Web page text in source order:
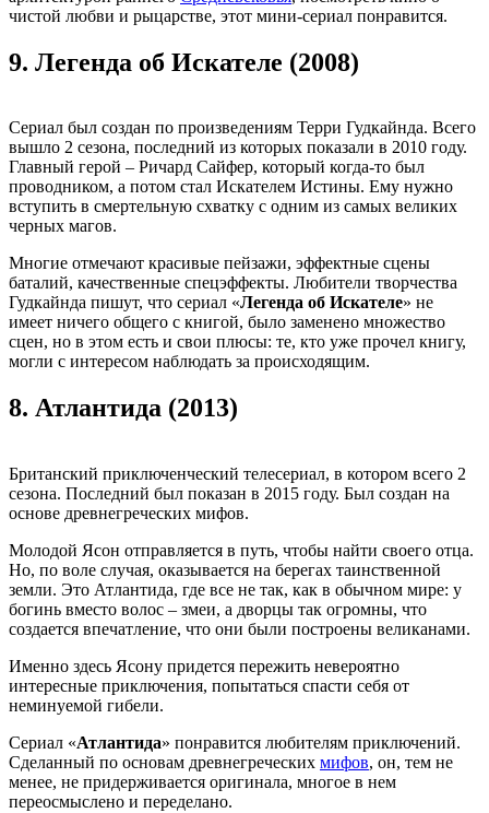
чистой любви и рыцарстве, этот мини-сериал понравится.
9. Легенда об Искателе (2008)
Сериал был создан по произведениям Терри Гудкайнда. Всего
вышло 2 сезона, последний из которых показали в 2010 году.
Главный герой – Ричард Сайфер, который когда-то был
проводником, а потом стал Искателем Истины. Ему нужно
вступить в смертельную схватку с одним из самых великих
черных магов.
Многие отмечают красивые пейзажи, эффектные сцены
баталий, качественные спецэффекты. Любители творчества
Гудкайнда пишут, что сериал «Легенда об Искателе» не
имеет ничего общего с книгой, было заменено множество
сцен, но в этом есть и свои плюсы: те, кто уже прочел книгу,
могли с интересом наблюдать за происходящим.
8. Атлантида (2013)
Британский приключенческий телесериал, в котором всего 2
сезона. Последний был показан в 2015 году. Был создан на
основе древнегреческих мифов.
Молодой Ясон отправляется в путь, чтобы найти своего отца.
Но, по воле случая, оказывается на берегах таинственной
земли. Это Атлантида, где все не так, как в обычном мире: у
богинь вместо волос – змеи, а дворцы так огромны, что
создается впечатление, что они были построены великанами.
Именно здесь Ясону придется пережить невероятно
интересные приключения, попытаться спасти себя от
неминуемой гибели.
Сериал «Атлантида» понравится любителям приключений.
Сделанный по основам древнегреческих мифов, он, тем не
менее, не придерживается оригинала, многое в нем
переосмыслено и переделано.